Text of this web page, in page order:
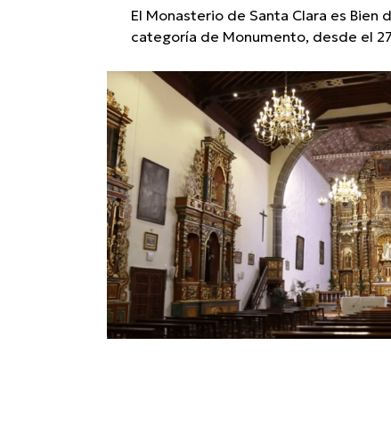
El Monasterio de Santa Clara es Bien
categoría de Monumento, desde el